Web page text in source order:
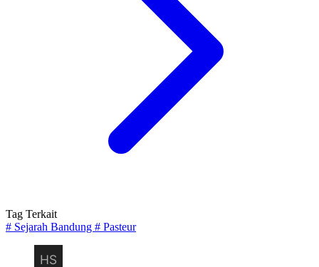
Tag Terkait
# Sejarah Bandung # Pasteur